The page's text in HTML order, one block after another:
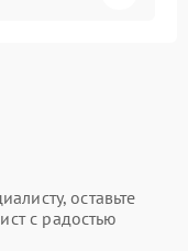
оставьте
с радостью